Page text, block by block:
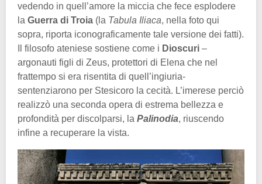
vedendo in quell’amore la miccia che fece esplodere
la Guerra di Troia (la Tabula Iliaca, nella foto qui
sopra, riporta iconograficamente tale versione dei fatti).
Il filosofo ateniese sostiene come i Dioscuri –
argonauti figli di Zeus, protettori di Elena che nel
frattempo si era risentita di quell’ingiuria-
sentenziarono per Stesicoro la cecità. L’imerese perciò
realizzò una seconda opera di estrema bellezza e
profondità per discolparsi, la Palinodia, riuscendo
infine a recuperare la vista.